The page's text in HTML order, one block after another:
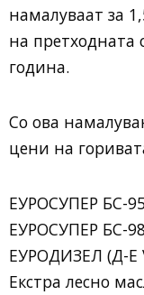
намалуваат за
на претходната
година.
Со ова
цени на
ЕУРОСУПЕР БС-
ЕУРОСУПЕР БС-
ЕУРОДИЗЕЛ (Д-Е
Екстра лесно